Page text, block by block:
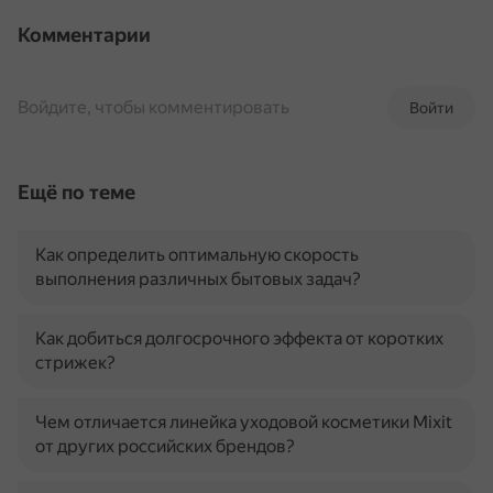
Комментарии
Войти
Войдите, чтобы комментировать
Ещё по теме
Как определить оптимальную скорость
выполнения различных бытовых задач?
Как добиться долгосрочного эффекта от коротких
стрижек?
Чем отличается линейка уходовой косметики Mixit
от других российских брендов?